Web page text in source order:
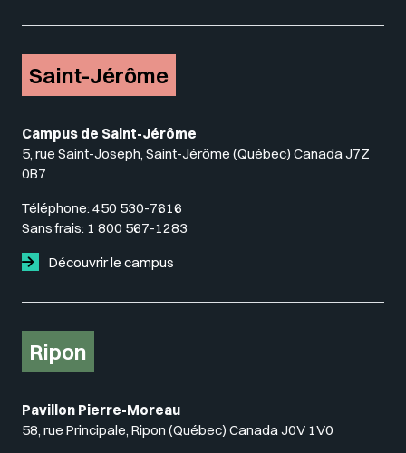
Saint-Jérôme
Campus de Saint-Jérôme
5, rue Saint-Joseph, Saint-Jérôme (Québec) Canada J7Z
0B7
Téléphone: 450 530-7616
Sans frais: 1 800 567-1283
Découvrir le campus
Ripon
Pavillon Pierre-Moreau
58, rue Principale, Ripon (Québec) Canada J0V 1V0